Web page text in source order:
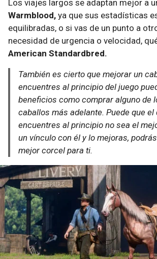
Los viajes largos se adaptan mejor a
Warmblood, ya que sus estadísticas
equilibradas, o si vas de un punto a
necesidad de urgencia o velocidad,
American Standardbred.
También es cierto que mejorar un
encuentres al principio del juego
beneficios como comprar alguno de
caballos más adelante. Puede que el
encuentres al principio no sea el
un vínculo con él y lo mejoras,
mejor corcel para ti.